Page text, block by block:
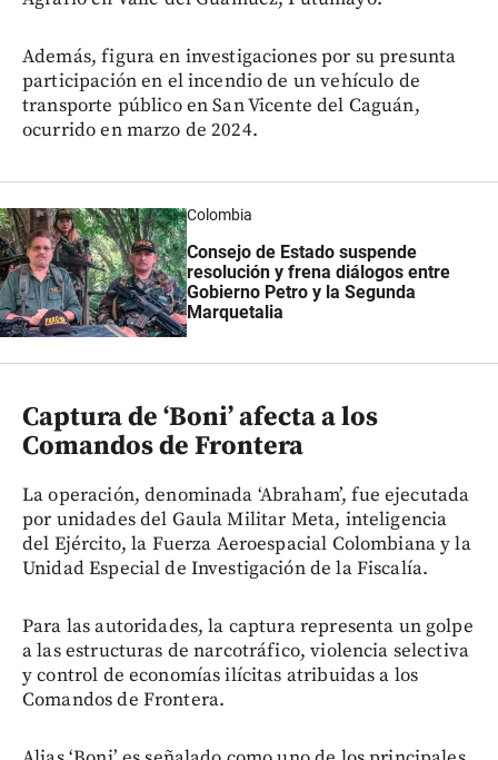
Además, figura en investigaciones por su presunta
participación en el incendio de un vehículo de
transporte público en San Vicente del Caguán,
ocurrido en marzo de 2024.
Colombia
Consejo de Estado suspende
resolución y frena diálogos entre
Gobierno Petro y la Segunda
Marquetalia
Captura de ‘Boni’ afecta a los
Comandos de Frontera
La operación, denominada ‘Abraham’, fue ejecutada
por unidades del Gaula Militar Meta, inteligencia
del Ejército, la Fuerza Aeroespacial Colombiana y la
Unidad Especial de Investigación de la Fiscalía.
Para las autoridades, la captura representa un golpe
a las estructuras de narcotráfico, violencia selectiva
y control de economías ilícitas atribuidas a los
Comandos de Frontera.